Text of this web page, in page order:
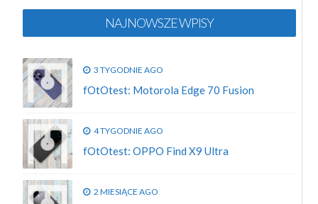
NAJNOWSZE WPISY
3 TYGODNIE AGO
fOtOtest: Motorola Edge 70 Fusion
4 TYGODNIE AGO
fOtOtest: OPPO Find X9 Ultra
2 MIESIĄCE AGO